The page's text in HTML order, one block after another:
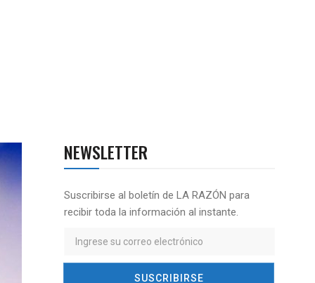
NEWSLETTER
Suscribirse al boletín de LA RAZÓN para
recibir toda la información al instante.